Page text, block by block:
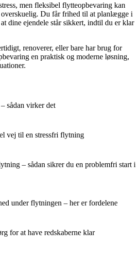
men fleksibel flytteopbevaring kan
overskuelig. Du får frihed til at planlægge i
dine ejendele står sikkert, indtil du er klar
renoverer, eller bare har brug for
en praktisk og moderne løsning,
sådan virker det
vej til en stressfri flytning
– sådan sikrer du en problemfri start i
under flytningen – her er fordelene
for at have redskaberne klar